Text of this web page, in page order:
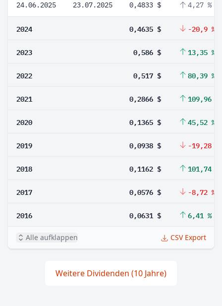
24.06.2025 23.07.2025 0,4833 $ 4,27 %
2024 0,4635 $ -20,9 %
2023 0,586 $ 13,35 %
2022 0,517 $ 80,39 %
2021 0,2866 $ 109,96 %
2020 0,1365 $ 45,52 %
2019 0,0938 $ -19,28 %
2018 0,1162 $ 101,74 %
2017 0,0576 $ -8,72 %
2016 0,0631 $ 6,41 %
Alle aufklappen CSV Export
Weitere Dividenden (10 Jahre)